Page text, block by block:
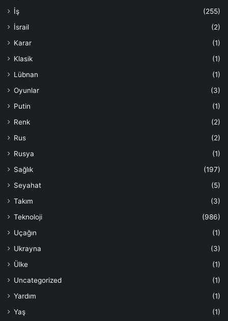
İş
(255)
İsrail
(2)
Karar
(1)
Klasik
(1)
Lübnan
(1)
Oyunlar
(3)
Putin
(1)
Renk
(2)
Rus
(2)
Rusya
(1)
Sağlık
(197)
Seyahat
(5)
Takım
(3)
Teknoloji
(986)
Uçağın
(1)
Ukrayna
(3)
Ülke
(1)
Uncategorized
(1)
Yardım
(1)
Yaş
(1)